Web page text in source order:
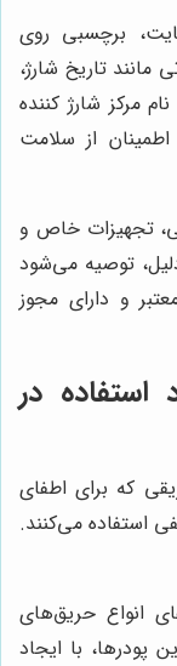
برچسبی روی
تاریخ شارژ،
مرکز شارژ کننده
از سلامت
تجهیزات خاص و
توصیه می‌شود
و دارای مجوز
استفاده در
که برای اطفای
استفاده می‌کنند.
انواع حریق‌های
پودرها، با ایجاد